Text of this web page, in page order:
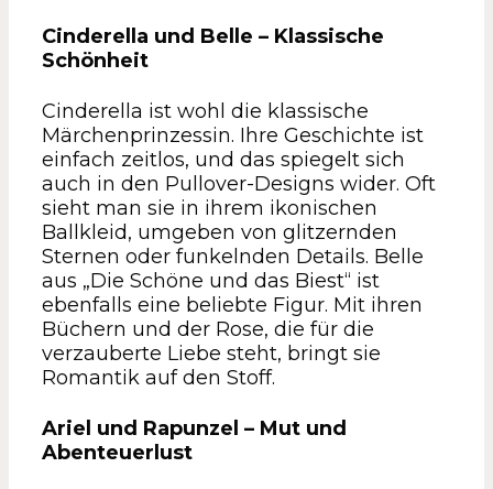
Cinderella und Belle – Klassische
Schönheit
Cinderella ist wohl die klassische
Märchenprinzessin. Ihre Geschichte ist
einfach zeitlos, und das spiegelt sich
auch in den Pullover-Designs wider. Oft
sieht man sie in ihrem ikonischen
Ballkleid, umgeben von glitzernden
Sternen oder funkelnden Details. Belle
aus „Die Schöne und das Biest“ ist
ebenfalls eine beliebte Figur. Mit ihren
Büchern und der Rose, die für die
verzauberte Liebe steht, bringt sie
Romantik auf den Stoff.
Ariel und Rapunzel – Mut und
Abenteuerlust